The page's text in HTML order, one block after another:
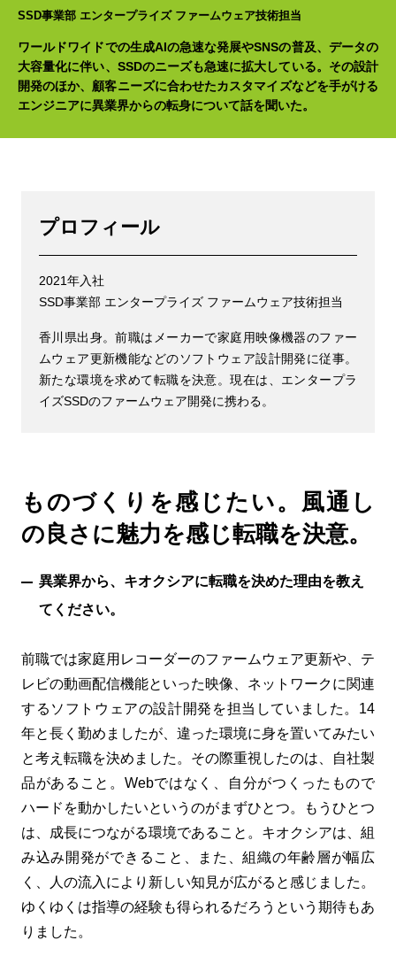
SSD事業部 エンタープライズ ファームウェア技術担当
ワールドワイドでの生成AIの急速な発展やSNSの普及、データの
大容量化に伴い、SSDのニーズも急速に拡大している。その設計
開発のほか、顧客ニーズに合わせたカスタマイズなどを手がける
エンジニアに異業界からの転身について話を聞いた。
プロフィール
2021年入社
SSD事業部 エンタープライズ ファームウェア技術担当
香川県出身。前職はメーカーで家庭用映像機器のファー
ムウェア更新機能などのソフトウェア設計開発に従事。
新たな環境を求めて転職を決意。現在は、エンタープラ
イズSSDのファームウェア開発に携わる。
ものづくりを感じたい。風通し
の良さに魅力を感じ転職を決意。
異業界から、キオクシアに転職を決めた理由を教え
てください。
前職では家庭用レコーダーのファームウェア更新や、テ
レビの動画配信機能といった映像、ネットワークに関連
するソフトウェアの設計開発を担当していました。14
年と長く勤めましたが、違った環境に身を置いてみたい
と考え転職を決めました。その際重視したのは、自社製
品があること。Webではなく、自分がつくったもので
ハードを動かしたいというのがまずひとつ。もうひとつ
は、成長につながる環境であること。キオクシアは、組
み込み開発ができること、また、組織の年齢層が幅広
く、人の流入により新しい知見が広がると感じました。
ゆくゆくは指導の経験も得られるだろうという期待もあ
りました。